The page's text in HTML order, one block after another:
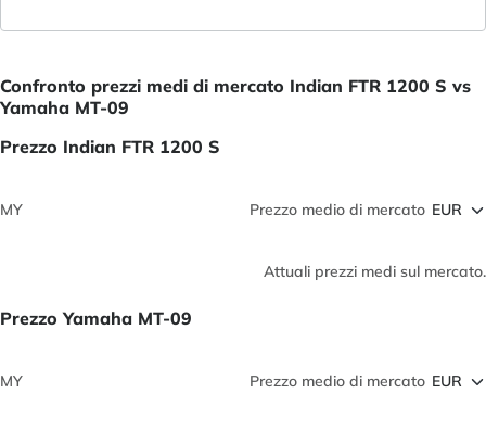
Confronto prezzi medi di mercato Indian FTR 1200 S vs
Yamaha MT-09
Prezzo Indian FTR 1200 S
MY Prezzo medio di mercato
Attuali prezzi medi sul mercato.
Prezzo Yamaha MT-09
MY Prezzo medio di mercato